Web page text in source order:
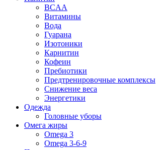
BCAA
Витамины
Вода
Гуарана
Изотоники
Карнитин
Кофеин
Пребиотики
Предтренировочные комплексы
Снижение веса
Энергетики
Одежда
Головные уборы
Омега жиры
Omega 3
Omega 3-6-9